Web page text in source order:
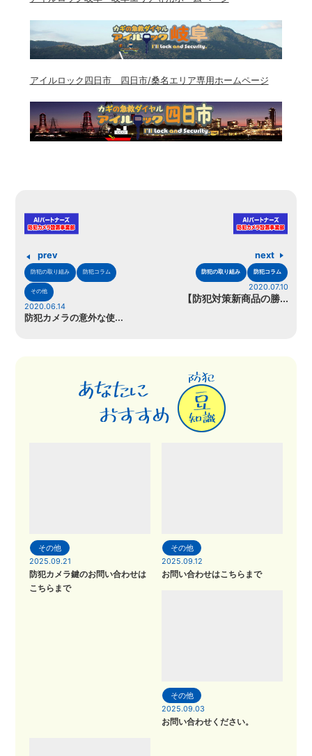
アイルロック四日市 四日市/桑名エリア専用ホームページ
prev
防犯の取り組み 防犯コラム
その他
2020.06.14
防犯カメラの意外な使...
next
防犯の取り組み 防犯コラム
2020.07.10
【防犯対策新商品の勝...
その他
2025.09.21
防犯カメラ鍵のお問い合わせは
こちらまで
その他
2025.09.12
お問い合わせはこちらまで
その他
2025.09.03
お問い合わせください。